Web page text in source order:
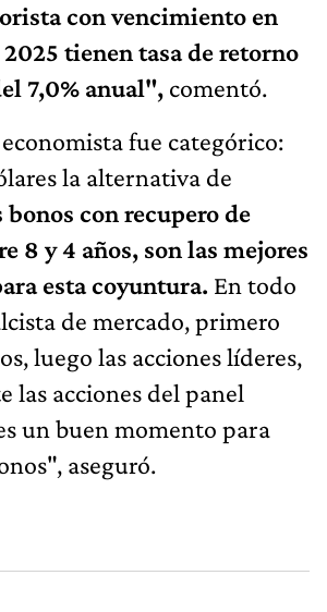
con vencimiento en
tienen tasa de retorno
7,0% anual", comentó.
fue categórico:
la alternativa de
bonos con recupero de
8 y 4 años, son las mejores
esta coyuntura. En todo
de mercado, primero
luego las acciones líderes,
las acciones del panel
un buen momento para
aseguró.